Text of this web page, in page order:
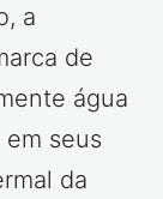
a
de
água
seus
da